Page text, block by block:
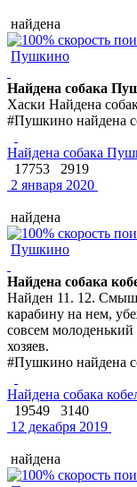
найдена
Пушкино
Найдена собака
Хаски Найдена
#Пушкино найдена
Найдена собака
17753
2919
2 января 2020
найдена
Пушкино
Найдена собака
Найден 11. 12.
карабину на нем,
совсем
хозяев.
#Пушкино найдена
Найдена собака
19549
3140
12 декабря 2019
найдена